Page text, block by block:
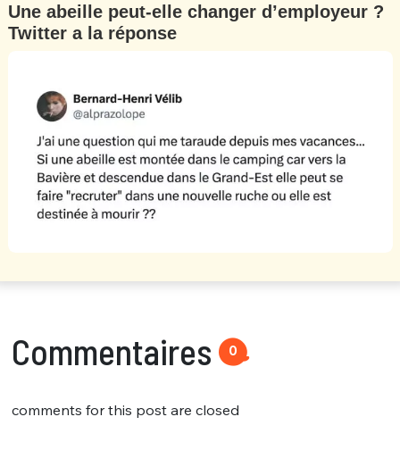
Une abeille peut-elle changer d’employeur ?
Twitter a la réponse
Commentaires 0
comments for this post are closed